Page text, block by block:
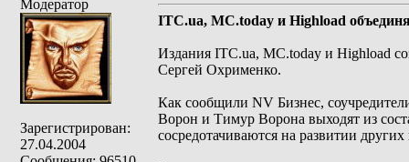
Модератор
Зарегистрирован:
27.04.2004
ITC.ua, MC.today и Highload
Издания ITC.ua, MC.today и Highload
Сергей Охрименко.
Как сообщили NV Бизнес,
Ворон и Тимур Ворона выходят из
сосредотачиваются на развитии других